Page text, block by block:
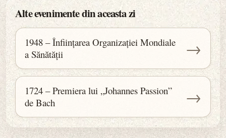
Alte evenimente din aceasta zi
1948 – Înființarea Organizației Mondiale
a Sănătății
→
1724 – Premiera lui „Johannes Passion”
de Bach
→